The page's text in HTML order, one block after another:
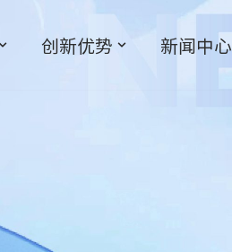
创新优势 新闻中心